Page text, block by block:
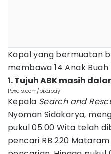
Kapal yang bermuatan
membawa 14 Anak Buah
1. Tujuh ABK masih
Pexels.com/pixabay
Kepala Search and
Nyoman Sidakarya,
pukul 05.00 Wita telah
pencari RB 220